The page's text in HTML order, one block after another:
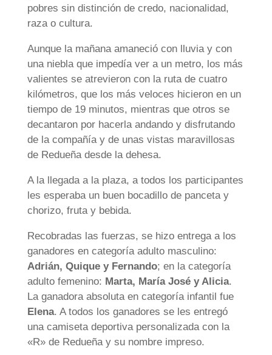
pobres sin distinción de credo, nacionalidad,
raza o cultura.
Aunque la mañana amaneció con lluvia y con
una niebla que impedía ver a un metro, los más
valientes se atrevieron con la ruta de cuatro
kilómetros, que los más veloces hicieron en un
tiempo de 19 minutos, mientras que otros se
decantaron por hacerla andando y disfrutando
de la compañía y de unas vistas maravillosas
de Redueña desde la dehesa.
A la llegada a la plaza, a todos los participantes
les esperaba un buen bocadillo de panceta y
chorizo, fruta y bebida.
Recobradas las fuerzas, se hizo entrega a los
ganadores en categoría adulto masculino:
Adrián, Quique y Fernando; en la categoría
adulto femenino: Marta, María José y Alicia.
La ganadora absoluta en categoría infantil fue
Elena. A todos los ganadores se les entregó
una camiseta deportiva personalizada con la
«R» de Redueña y su nombre impreso.